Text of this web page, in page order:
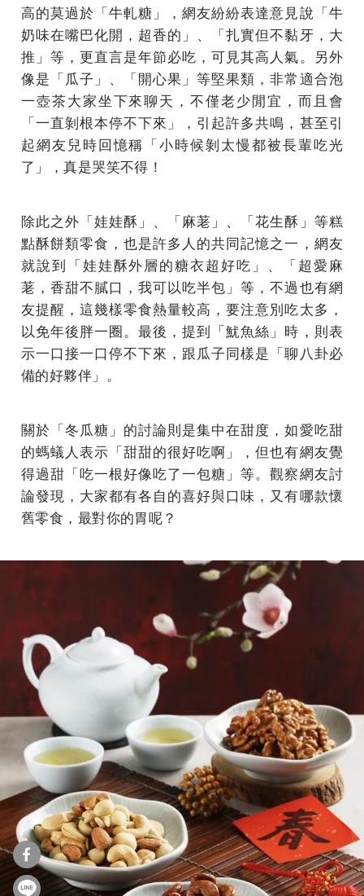
高的莫過於「牛軋糖」，網友紛紛表達意見說「牛
奶味在嘴巴化開，超香的」、「扎實但不黏牙，大
推」等，更直言是年節必吃，可見其高人氣。另外
像是「瓜子」、「開心果」等堅果類，非常適合泡
一壺茶大家坐下來聊天，不僅老少閒宜，而且會
「一直剝根本停不下來」，引起許多共鳴，甚至引
起網友兒時回憶稱「小時候剝太慢都被長輩吃光
了」，真是哭笑不得！
除此之外「娃娃酥」、「麻荖」、「花生酥」等糕
點酥餅類零食，也是許多人的共同記憶之一，網友
就說到「娃娃酥外層的糖衣超好吃」、「超愛麻
荖，香甜不膩口，我可以吃半包」等，不過也有網
友提醒，這幾樣零食熱量較高，要注意別吃太多，
以免年後胖一圈。最後，提到「魷魚絲」時，則表
示一口接一口停不下來，跟瓜子同樣是「聊八卦必
備的好夥伴」。
關於「冬瓜糖」的討論則是集中在甜度，如愛吃甜
的螞蟻人表示「甜甜的很好吃啊」，但也有網友覺
得過甜「吃一根好像吃了一包糖」等。觀察網友討
論發現，大家都有各自的喜好與口味，又有哪款懷
舊零食，最對你的胃呢？